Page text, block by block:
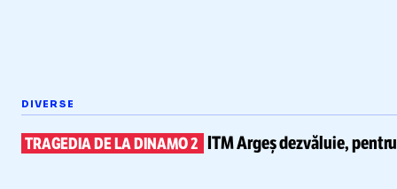
DIVERSE
TRAGEDIA DE LA DINAMO 2 ITM Argeș dezvăluie,